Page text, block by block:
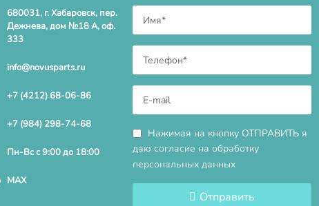
680031, г. Хабаровск, пер.
Дежнева, дом №18 А, оф.
333
info@novusparts.ru
+7 (4212) 68-06-86
+7 (984) 298-74-68
Пн-Вс с 9:00 до 18:00
MAX
Нажимая на кнопку ОТПРАВИТЬ я
даю согласие на обработку
персональных данных
Отправить